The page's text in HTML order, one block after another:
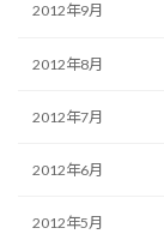
2012年9月
2012年8月
2012年7月
2012年6月
2012年5月